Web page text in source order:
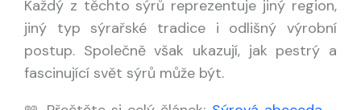
Každý z těchto sýrů reprezentuje jiný region,
jiný typ sýrařské tradice i odlišný výrobní
postup. Společně však ukazují, jak pestrý a
fascinující svět sýrů může být.